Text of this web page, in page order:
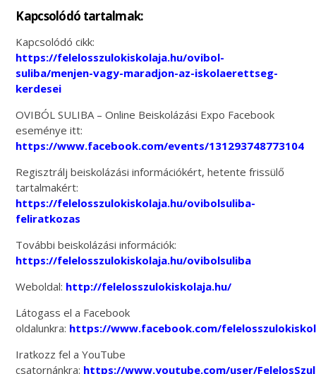
Kapcsolódó tartalmak:
Kapcsolódó cikk:
https://felelosszulokiskolaja.hu/ovibol-
suliba/menjen-vagy-maradjon-az-iskolaerettseg-
kerdesei
OVIBÓL SULIBA – Online Beiskolázási Expo Facebook
eseménye itt:
https://www.facebook.com/events/131293748773104
Regisztrálj beiskolázási információkért, hetente frissülő
tartalmakért:
https://felelosszulokiskolaja.hu/ovibolsuliba-
feliratkozas
További beiskolázási információk:
https://felelosszulokiskolaja.hu/ovibolsuliba
Weboldal: http://felelosszulokiskolaja.hu/
Látogass el a Facebook
oldalunkra: https://www.facebook.com/
Iratkozz fel a YouTube
csatornánkra: https://www.youtube.com/user/